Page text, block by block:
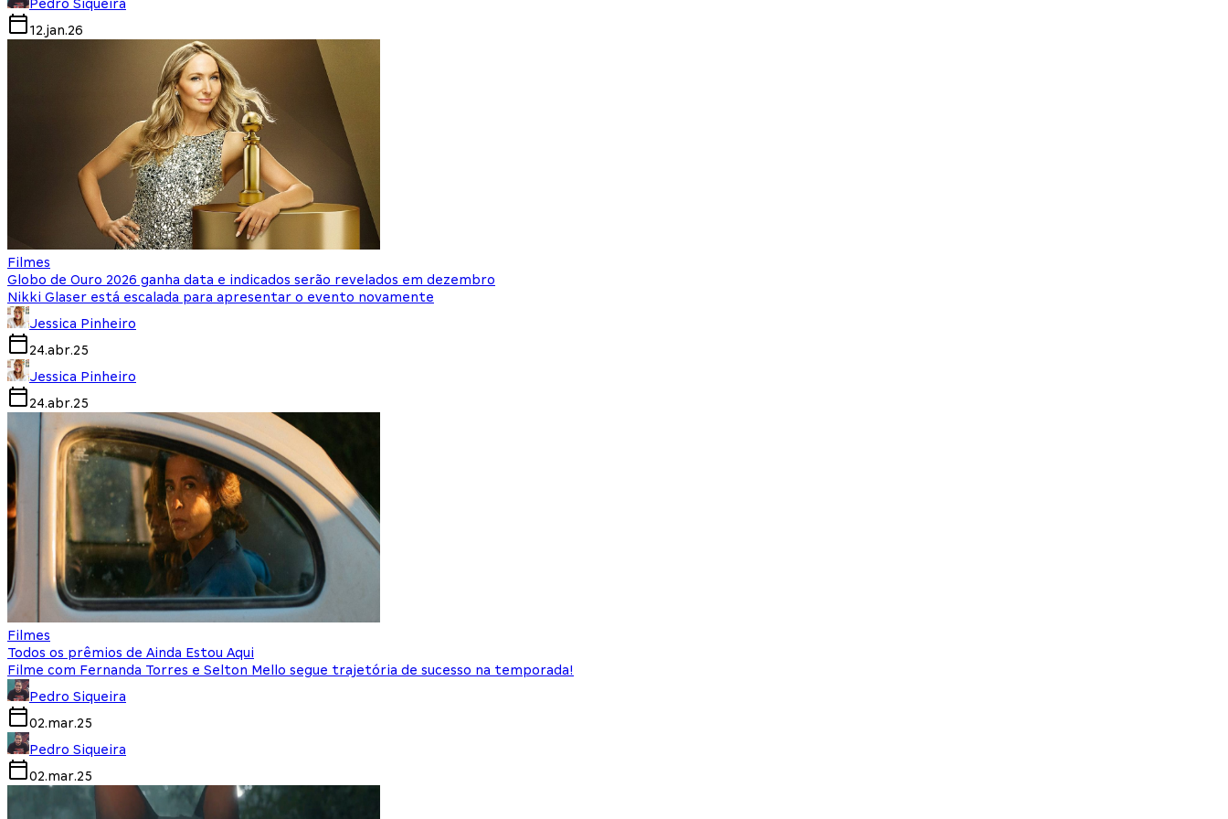
Pedro Siqueira
12.jan.26
Filmes
Globo de Ouro 2026 ganha data e indicados serão revelados em dezembro
Nikki Glaser está escalada para apresentar o evento novamente
Jessica Pinheiro
24.abr.25
Jessica Pinheiro
24.abr.25
Filmes
Todos os prêmios de Ainda Estou Aqui
Filme com Fernanda Torres e Selton Mello segue trajetória de sucesso na temporada!
Pedro Siqueira
02.mar.25
Pedro Siqueira
02.mar.25